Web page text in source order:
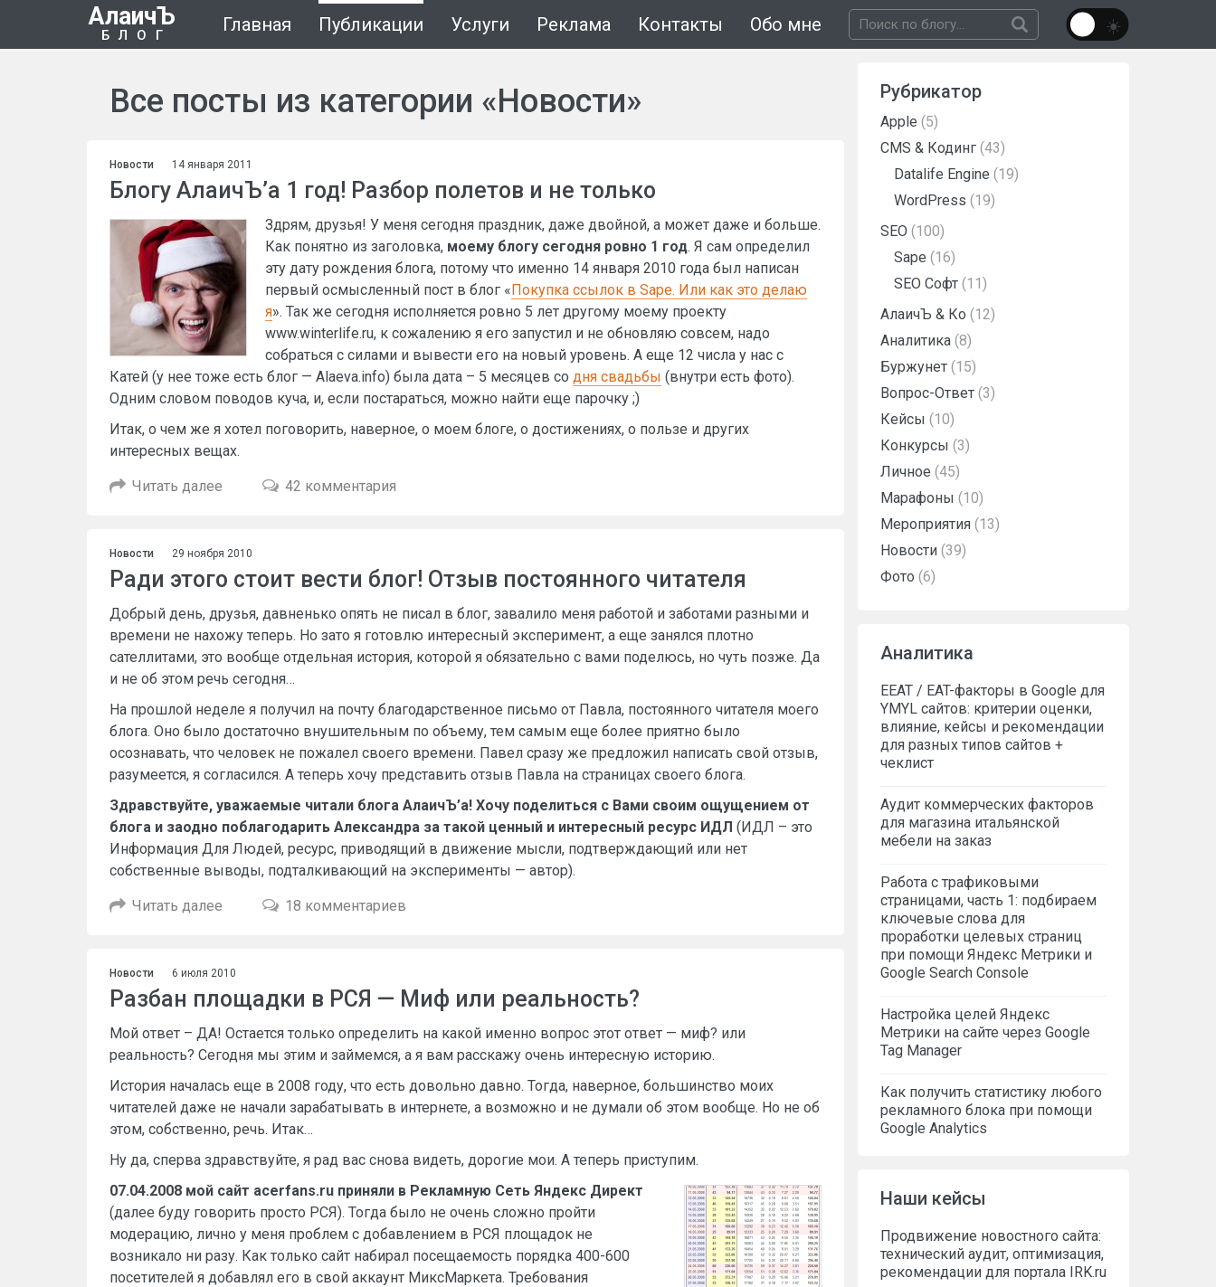
АлаичЪ
БЛОГ Главная Публикации Услуги Реклама Контакты Обо мне
Все посты из категории «Новости»
Новости 14 января 2011
Блогу АлаичЪ’а 1 год! Разбор полетов и не только
Здрям, друзья! У меня сегодня праздник, даже двойной, а может даже и больше.
Как понятно из заголовка, моему блогу сегодня ровно 1 год. Я сам определил
эту дату рождения блога, потому что именно 14 января 2010 года был написан
первый осмысленный пост в блог «Покупка ссылок в Sape. Или как это делаю
я». Так же сегодня исполняется ровно 5 лет другому моему проекту
www.winterlife.ru, к сожалению я его запустил и не обновляю совсем, надо
собраться с силами и вывести его на новый уровень. А еще 12 числа у нас с
Катей (у нее тоже есть блог — Alaeva.info) была дата – 5 месяцев со дня свадьбы (внутри есть фото).
Одним словом поводов куча, и, если постараться, можно найти еще парочку ;)
Итак, о чем же я хотел поговорить, наверное, о моем блоге, о достижениях, о пользе и других
интересных вещах.
Читать далее 42 комментария
Новости 29 ноября 2010
Ради этого стоит вести блог! Отзыв постоянного читателя
Добрый день, друзья, давненько опять не писал в блог, завалило меня работой и заботами разными и
времени не нахожу теперь. Но зато я готовлю интересный эксперимент, а еще занялся плотно
сателлитами, это вообще отдельная история, которой я обязательно с вами поделюсь, но чуть позже. Да
и не об этом речь сегодня…
На прошлой неделе я получил на почту благодарственное письмо от Павла, постоянного читателя моего
блога. Оно было достаточно внушительным по объему, тем самым еще более приятно было
осознавать, что человек не пожалел своего времени. Павел сразу же предложил написать свой отзыв,
разумеется, я согласился. А теперь хочу представить отзыв Павла на страницах своего блога.
Здравствуйте, уважаемые читали блога АлаичЪ’а! Хочу поделиться с Вами своим ощущением от
блога и заодно поблагодарить Александра за такой ценный и интересный ресурс ИДЛ (ИДЛ – это
Информация Для Людей, ресурс, приводящий в движение мысли, подтверждающий или нет
собственные выводы, подталкивающий на эксперименты — автор).
Читать далее 18 комментариев
Новости 6 июля 2010
Разбан площадки в РСЯ — Миф или реальность?
Мой ответ – ДА! Остается только определить на какой именно вопрос этот ответ — миф? или
реальность? Сегодня мы этим и займемся, а я вам расскажу очень интересную историю.
История началась еще в 2008 году, что есть довольно давно. Тогда, наверное, большинство моих
читателей даже не начали зарабатывать в интернете, а возможно и не думали об этом вообще. Но не об
этом, собственно, речь. Итак…
Ну да, сперва здравствуйте, я рад вас снова видеть, дорогие мои. А теперь приступим.
07.04.2008 мой сайт acerfans.ru приняли в Рекламную Сеть Яндекс Директ
(далее буду говорить просто РСЯ). Тогда было не очень сложно пройти
модерацию, лично у меня проблем с добавлением в РСЯ площадок не
возникало ни разу. Как только сайт набирал посещаемость порядка 400-600
посетителей я добавлял его в свой аккаунт МиксМаркета. Требования
Рубрикатор
Apple (5)
CMS & Кодинг (43)
Datalife Engine (19)
WordPress (19)
SEO (100)
Sape (16)
SEO Софт (11)
АлаичЪ & Ко (12)
Аналитика (8)
Буржунет (15)
Вопрос-Ответ (3)
Кейсы (10)
Конкурсы (3)
Личное (45)
Марафоны (10)
Мероприятия (13)
Новости (39)
Фото (6)
Аналитика
EEAT / EAT-факторы в Google для
YMYL сайтов: критерии оценки,
влияние, кейсы и рекомендации
для разных типов сайтов +
чеклист
Аудит коммерческих факторов
для магазина итальянской
мебели на заказ
Работа с трафиковыми
страницами, часть 1: подбираем
ключевые слова для
проработки целевых страниц
при помощи Яндекс Метрики и
Google Search Console
Настройка целей Яндекс
Метрики на сайте через Google
Tag Manager
Как получить статистику любого
рекламного блока при помощи
Google Analytics
Наши кейсы
Продвижение новостного сайта:
технический аудит, оптимизация,
рекомендации для портала IRK.ru